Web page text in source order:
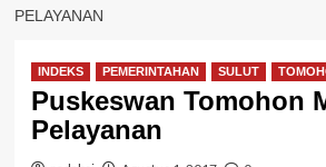
PELAYANAN
INDEKS PEMERINTAHAN SULUT
Puskeswan Tomohon
Pelayanan